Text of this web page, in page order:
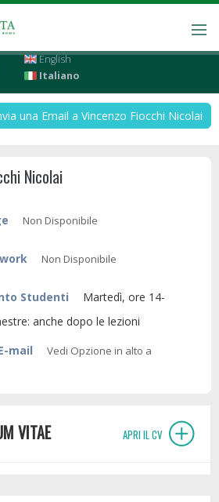
English
Italiano
una Email a Vincenzo Fiocchi Nicolai
Nicolai
Non Disponibile
Non Disponibile
Studenti
anche dopo le lezioni
mail
Vedi Opzione in alto a
VITAE APRI IL CV